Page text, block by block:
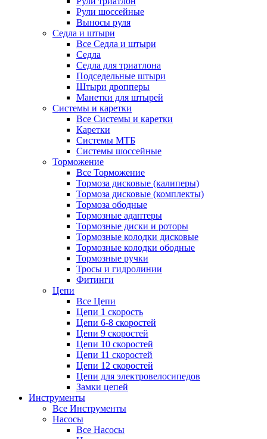
Рули шоссейные
Выносы руля
Седла и штыри
Все Седла и штыри
Седла
Седла для триатлона
Подседельные штыри
Штыри дропперы
Манетки для штырей
Системы и каретки
Все Системы и каретки
Каретки
Системы МТБ
Системы шоссейные
Торможение
Все Торможение
Тормоза дисковые (калиперы)
Тормоза дисковые (комплекты)
Тормоза ободные
Тормозные адаптеры
Тормозные диски и роторы
Тормозные колодки дисковые
Тормозные колодки ободные
Тормозные ручки
Тросы и гидролинии
Фитинги
Цепи
Все Цепи
Цепи 1 скорость
Цепи 6-8 скоростей
Цепи 9 скоростей
Цепи 10 скоростей
Цепи 11 скоростей
Цепи 12 скоростей
Цепи для электровелосипедов
Замки цепей
Инструменты
Все Инструменты
Насосы
Все Насосы